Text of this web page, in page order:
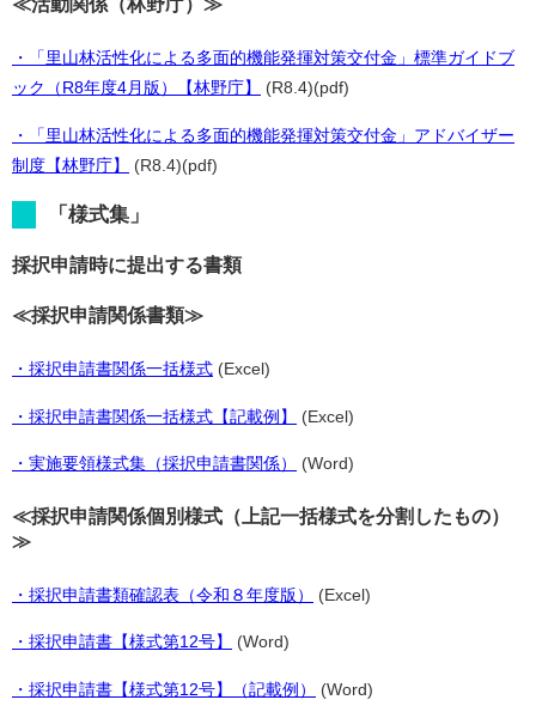
≪活動関係（林野庁）≫
・「里山林活性化による多面的機能発揮対策交付金」標準ガイドブ
ック（R8年度4月版）【林野庁】
(R8.4)(pdf)
・「里山林活性化による多面的機能発揮対策交付金」アドバイザー
制度【林野庁】
(R8.4)(pdf)
「様式集」
採択申請時に提出する書類
≪採択申請関係書類≫
・採択申請書関係一括様式 (Excel)
・採択申請書関係一括様式【記載例】 (Excel)
・実施要領様式集（採択申請書関係） (Word)
≪採択申請関係個別様式（上記一括様式を分割したもの）
≫
・採択申請書類確認表（令和８年度版） (Excel)
・採択申請書【様式第12号】 (Word)
・採択申請書【様式第12号】（記載例） (Word)